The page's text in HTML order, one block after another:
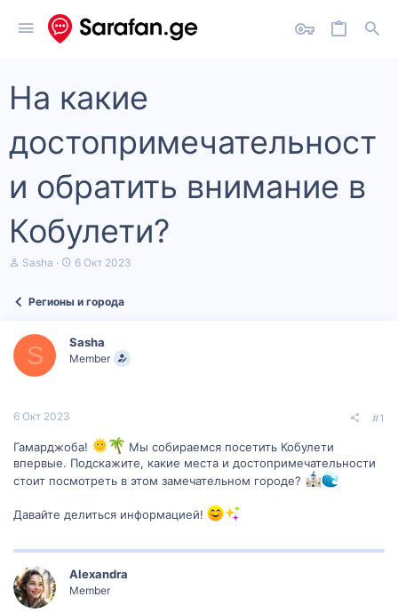
На какие
достопримечательност
и обратить внимание в
Кобулети?
А
т
м
ы
Sasha
Д
а
ч
а
6 Окт 2023
Регионы и города
S Sasha
Member
6 Окт 2023 #1
Гамарджоба!
Мы собираемся посетить Кобулети
впервые. Подскажите, какие места и достопримечательности
стоит посмотреть в этом замечательном городе?
Давайте делиться информацией!
Alexandra
Member